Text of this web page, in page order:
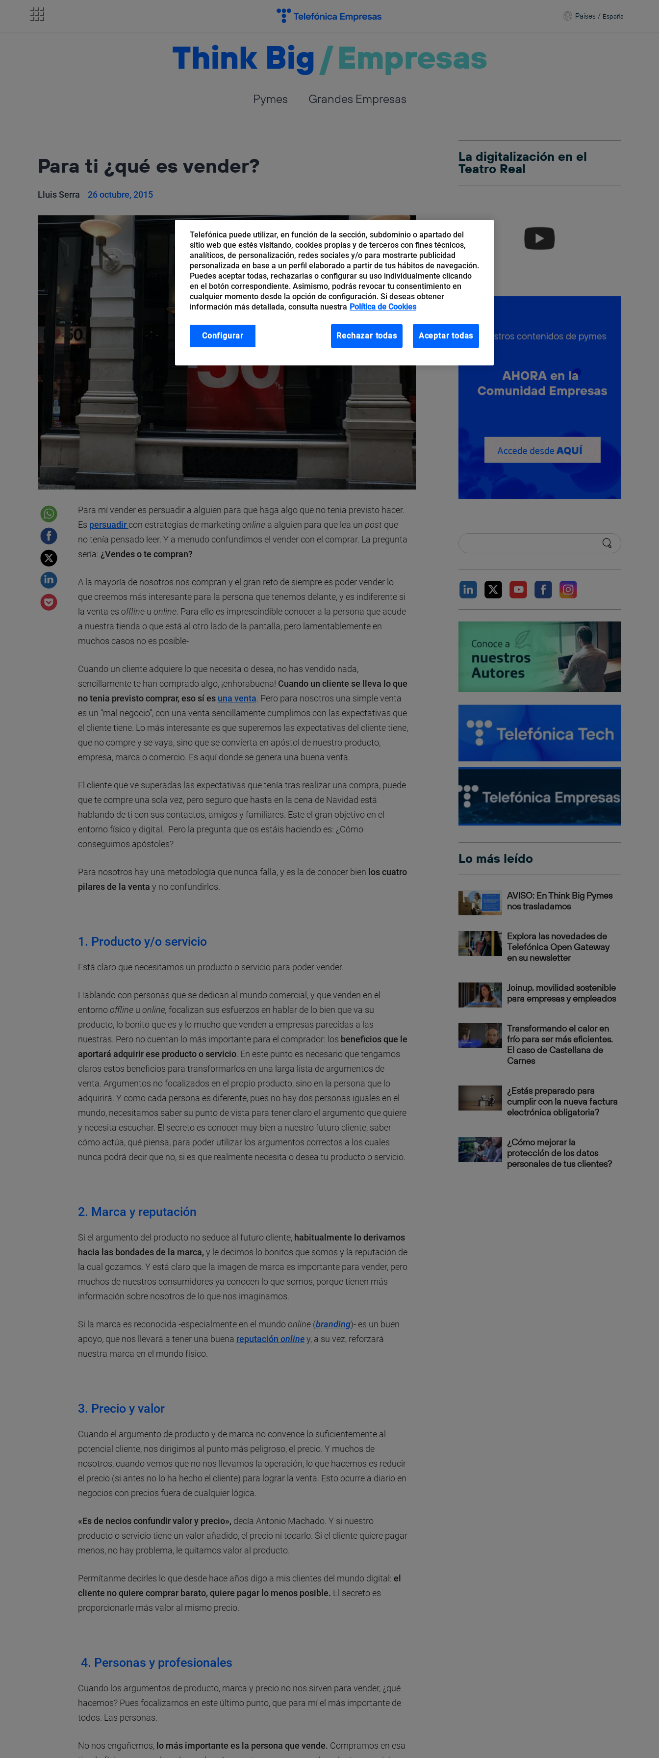
Países / España
Think Big/Empresas
Pymes Grandes Empresas
Para ti ¿qué es vender?
Lluis Serra 26 octubre, 2015
Para mí vender es persuadir a alguien para que haga algo que no tenia previsto hacer.
Es persuadir con estrategias de marketing onlinea alguien para que lea un postque
no tenía pensado leer. Y a menudo confundimos el vender con el comprar. La pregunta
sería: ¿Vendes o te compran?
A la mayoría de nosotros nos compran y el gran reto de siempre es poder vender lo
que creemos más interesante para la persona que tenemos delante, y es indiferente si
la venta es offlineu online. Para ello es imprescindible conocer a la persona que acude
a nuestra tienda o que está al otro lado de la pantalla, pero lamentablemente en
muchos casos no es posible-
Cuando un cliente adquiere lo que necesita o desea, no has vendido nada,
sencillamente te han comprado algo, ¡enhorabuena! Cuando un cliente se lleva lo que
no tenia previsto comprar, eso sí es una venta . Pero para nosotros una simple venta
es un “mal negocio”, con una venta sencillamente cumplimos con las expectativas que
el cliente tiene. Lo más interesante es que superemos las expectativas del cliente tiene,
que no compre y se vaya, sino que se convierta en apóstol de nuestro producto,
empresa, marca o comercio. Es aquí donde se genera una buena venta.
El cliente que ve superadas las expectativas que tenía tras realizar una compra, puede
que te compre una sola vez, pero seguro que hasta en la cena de Navidad está
hablando de ti con sus contactos, amigos y familiares. Este el gran objetivo en el
entorno físico y digital. Pero la pregunta que os estáis haciendo es: ¿Cómo
conseguimos apóstoles?
Para nosotros hay una metodología que nunca falla, y es la de conocer bien los cuatro
pilares de la venta y no confundirlos.
1. Producto y/o servicio
Está claro que necesitamos un producto o servicio para poder vender.
Hablando con personas que se dedican al mundo comercial, y que venden en el
entornoofflineu online, focalizan sus esfuerzos en hablar de lo bien que va su
producto, lo bonito que es y lo mucho que venden a empresas parecidas a las
nuestras. Pero no cuentan lo más importante para el comprador: los beneficios que le
aportará adquirir ese producto o servicio. En este punto es necesario que tengamos
claros estos beneficios para transformarlos en una larga lista de argumentos de
venta. Argumentos no focalizados en el propio producto, sino en la persona que lo
adquirirá. Y como cada persona es diferente, pues no hay dos personas iguales en el
mundo, necesitamos saber su punto de vista para tener claro el argumento que quiere
y necesita escuchar. El secreto es conocer muy bien a nuestro futuro cliente, saber
cómo actúa, qué piensa, para poder utilizar los argumentos correctos a los cuales
nunca podrá decir que no, si es que realmente necesita o desea tu producto o servicio.
2. Marca y reputación
Si el argumento del producto no seduce al futuro cliente,habitualmente lo derivamos
hacia las bondades de la marca, y le decimos lo bonitos que somos y la reputación de
la cual gozamos. Y está claro que la imagen de marca es importante para vender, pero
muchos de nuestros consumidores ya conocen lo que somos, porque tienen más
información sobre nosotros de lo que nos imaginamos.
Si la marca es reconocida -especialmente en el mundoonline(branding)- es un buen
apoyo, que nos llevará a tener una buena reputación onliney, a su vez, reforzará
nuestra marca en el mundo físico.
3. Precio y valor
Cuando el argumento de producto y de marca no convence lo suficientemente al
potencial cliente, nos dirigimos al punto más peligroso, el precio. Y muchos de
nosotros, cuando vemos que no nos llevamos la operación, lo que hacemos es reducir
el precio (si antes no lo ha hecho el cliente) para lograr la venta. Esto ocurre a diario en
negocios con precios fuera de cualquier lógica.
«Es de necios confundir valor y precio», decía Antonio Machado. Y si nuestro
producto o servicio tiene un valor añadido, el precio ni tocarlo. Si el cliente quiere pagar
menos, no hay problema, le quitamos valor al producto.
Permítanme decirles lo que desde hace años digo a mis clientes del mundo digital: el
cliente no quiere comprar barato, quiere pagar lo menos posible. El secreto es
proporcionarle más valor al mismo precio.
4. Personas y profesionales
Cuando los argumentos de producto, marca y precio no nos sirven para vender, ¿qué
hacemos? Pues focalizarnos en este último punto, que para mí el más importante de
todos. Las personas.
No nos engañemos,lo más importante es la persona que vende. Compramos en esa
La digitalización en el
Teatro Real
Lo más leído
AVISO: En Think Big Pymes
nos trasladamos
Explora las novedades de
Telefónica Open Gateway
en su newsletter
Joinup, movilidad sostenible
para empresas y empleados
Transformando el calor en
frío para ser más eficientes.
El caso de Castellana de
Carnes
¿Estás preparado para
cumplir con la nueva factura
electrónica obligatoria?
¿Cómo mejorar la
protección de los datos
personales de tus clientes?
Telefónica puede utilizar, en función de la sección, subdominio o apartado del
sitio web que estés visitando, cookies propias y de terceros con fines técnicos,
analíticos, de personalización, redes sociales y/o para mostrarte publicidad
personalizada en base a un perfil elaborado a partir de tus hábitos de navegación.
Puedes aceptar todas, rechazarlas o configurar su uso individualmente clicando
en el botón correspondiente. Asimismo, podrás revocar tu consentimiento en
cualquier momento desde la opción de configuración. Si deseas obtener
información más detallada, consulta nuestra Política de Cookies
Rechazar todas Aceptar todas
Configurar